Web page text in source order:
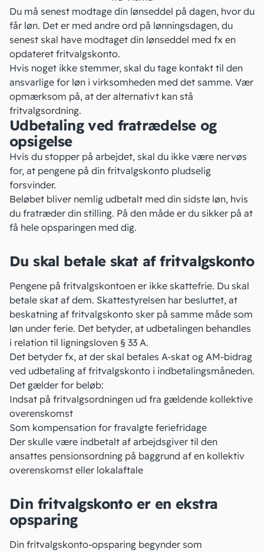
Du må senest modtage din lønseddel på dagen, hvor du
får løn. Det er med andre ord på lønningsdagen, du
senest skal have modtaget din lønseddel med fx en
opdateret fritvalgskonto.
Hvis noget ikke stemmer, skal du tage kontakt til den
ansvarlige for løn i virksomheden med det samme. Vær
opmærksom på, at der alternativt kan stå
fritvalgsordning.
Udbetaling ved fratrædelse og
opsigelse
Hvis du stopper på arbejdet, skal du ikke være nervøs
for, at pengene på din fritvalgskonto pludselig
forsvinder.
Beløbet bliver nemlig udbetalt med din sidste løn, hvis
du fratræder din stilling. På den måde er du sikker på at
få hele opsparingen med dig.
Du skal betale skat af fritvalgskonto
Pengene på fritvalgskontoen er ikke skattefrie. Du skal
betale skat af dem. Skattestyrelsen har besluttet, at
beskatning af fritvalgskonto sker på samme måde som
løn under ferie. Det betyder, at udbetalingen behandles
i relation til ligningsloven § 33 A.
Det betyder fx, at der skal betales A-skat og AM-bidrag
ved udbetaling af fritvalgskonto i indbetalingsmåneden.
Det gælder for beløb:
Indsat på fritvalgsordningen ud fra gældende kollektive
overenskomst
Som kompensation for fravalgte feriefridage
Der skulle være indbetalt af arbejdsgiver til den
ansattes pensionsordning på baggrund af en kollektiv
overenskomst eller lokalaftale
Din fritvalgskonto er en ekstra
opsparing
Din fritvalgskonto-opsparing begynder som